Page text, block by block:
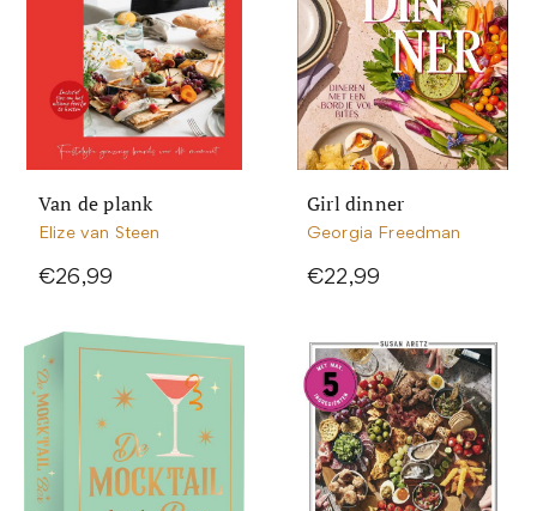
Van de plank
Elize van Steen
€26,99
Girl dinner
Georgia Freedman
€22,99